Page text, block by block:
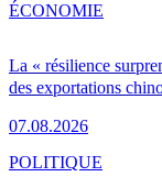
La « résilience
des exportations
07.08.2026
ÉCONOMIE
POLITIQUE